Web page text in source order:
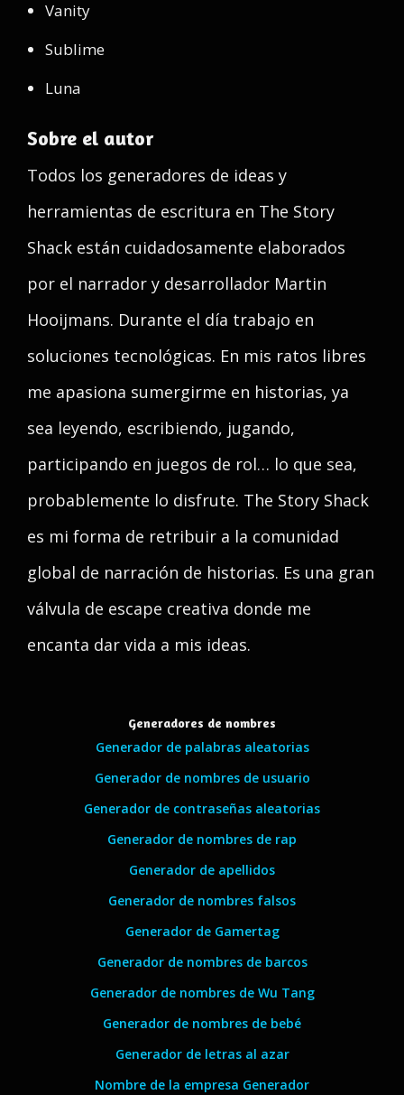
Vanity
Sublime
Luna
Sobre el autor
Todos los generadores de ideas y
herramientas de escritura en The Story
Shack están cuidadosamente elaborados
por el narrador y desarrollador Martin
Hooijmans. Durante el día trabajo en
soluciones tecnológicas. En mis ratos libres
me apasiona sumergirme en historias, ya
sea leyendo, escribiendo, jugando,
participando en juegos de rol… lo que sea,
probablemente lo disfrute. The Story Shack
es mi forma de retribuir a la comunidad
global de narración de historias. Es una gran
válvula de escape creativa donde me
encanta dar vida a mis ideas.
Generadores de nombres
Generador de palabras aleatorias
Generador de nombres de usuario
Generador de contraseñas aleatorias
Generador de nombres de rap
Generador de apellidos
Generador de nombres falsos
Generador de Gamertag
Generador de nombres de barcos
Generador de nombres de Wu Tang
Generador de nombres de bebé
Generador de letras al azar
Nombre de la empresa Generador